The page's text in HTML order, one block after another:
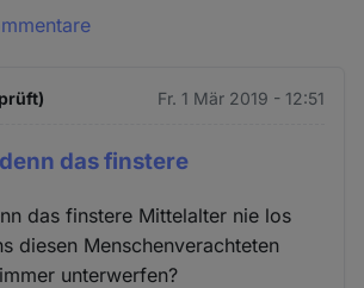
Fr. 1 Mär 2019 - 12:51
das finstere
das finstere Mittelalter nie los
diesen Menschenverachteten
unterwerfen?